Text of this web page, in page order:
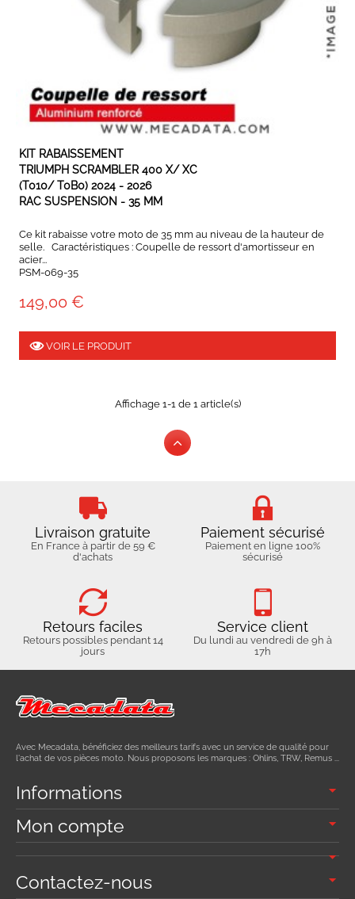
KIT RABAISSEMENT
TRIUMPH SCRAMBLER 400 X/ XC
(T010/ T0B0) 2024 - 2026
RAC SUSPENSION - 35 MM
Ce kit rabaisse votre moto de 35 mm au niveau de la hauteur de
selle. Caractéristiques : Coupelle de ressort d'amortisseur en
acier...
PSM-069-35
149,00 €
VOIR LE PRODUIT
Affichage 1-1 de 1 article(s)
Livraison gratuite
En France à partir de 59 €
d'achats
Paiement sécurisé
Paiement en ligne 100%
sécurisé
Retours faciles
Retours possibles pendant 14
jours
Service client
Du lundi au vendredi de 9h à
17h
Avec Mecadata, bénéficiez des meilleurs tarifs avec un service de qualité pour
l'achat de vos pièces moto. Nous proposons les marques : Ohlins, TRW, Remus ...
Informations
Mon compte
Contactez-nous